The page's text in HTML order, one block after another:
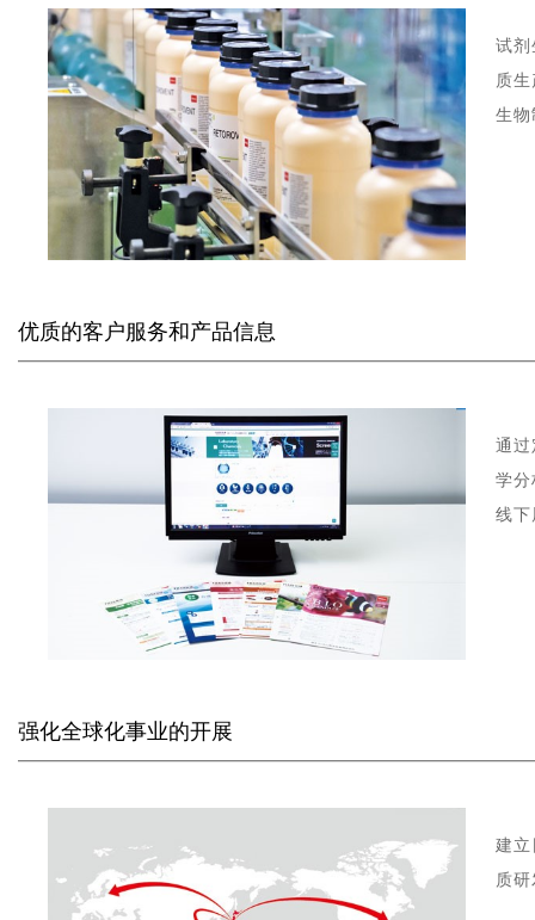
试剂
质
生物
优质的客户服务和产品信息
————————————————
通过
学分
线下
强化全球化事业的开展
————————————————
建立
质